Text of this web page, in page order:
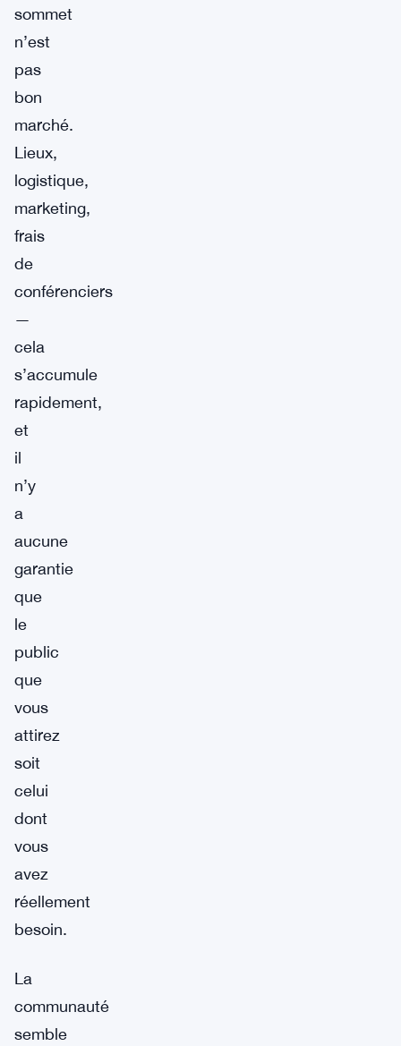
sommet
n’est
pas
bon
marché.
Lieux,
logistique,
marketing,
frais
de
conférenciers
—
cela
s’accumule
rapidement,
et
il
n’y
a
aucune
garantie
que
le
public
que
vous
attirez
soit
celui
dont
vous
avez
réellement
besoin.
La
communauté
semble